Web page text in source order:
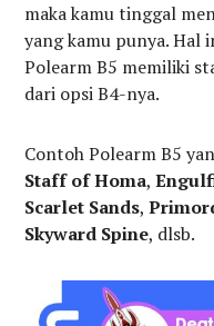
maka kamu tinggal
yang kamu punya. Hal
Polearm B5 memiliki
dari opsi B4-nya.
Contoh Polearm B5
Staff of Homa,
Scarlet Sands,
Skyward Spine, dlsb.